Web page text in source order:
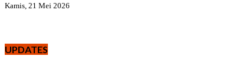
Kamis, 21 Mei 2026
UPDATES